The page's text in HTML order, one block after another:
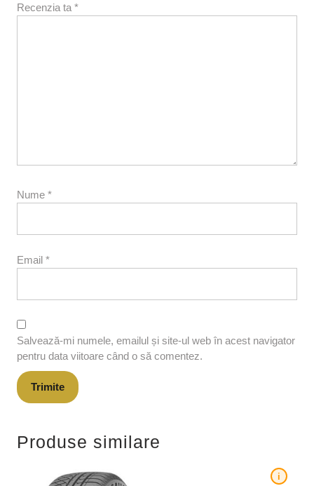
Recenzia ta *
Nume *
Email *
Salvează-mi numele, emailul și site-ul web în acest navigator
pentru data viitoare când o să comentez.
Produse similare
i